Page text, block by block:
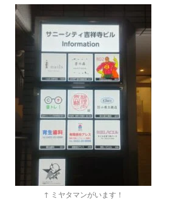
↑ ミヤタマンがいます！